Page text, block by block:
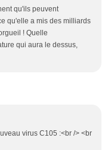
qu'ils peuvent
qu'elle a mis des milliards
! Quelle
qui aura le dessus,
virus C105 :<br /> <br